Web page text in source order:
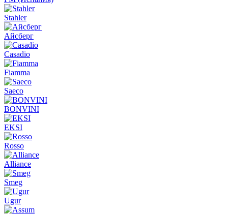
Stahler
Айсберг
Casadio
Fiamma
Saeco
BONVINI
EKSI
Rosso
Alliance
Smeg
Ugur